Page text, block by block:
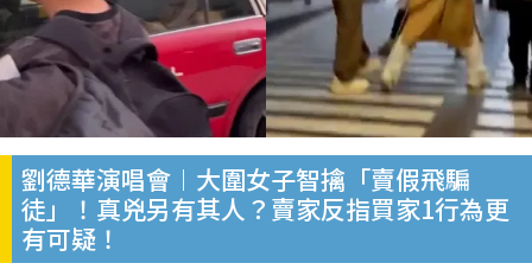
劉德華演唱會︱大圍女子智擒「賣假飛騙
徒」！真兇另有其人？賣家反指買家1行為更
有可疑！